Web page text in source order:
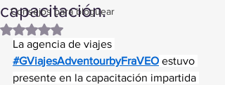
Consejos para bloguear
capacitación.
Obtuvo NaN de 5 estrellas.
La agencia de viajes
#GViajesAdventourbyFraVEO estuvo
presente en la capacitación impartida